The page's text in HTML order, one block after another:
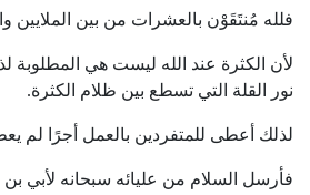
فلله مُنتَقَوْن بالعشرات من بين الملايين
لأن الكثرة عند الله ليست هي المطلوبة
نور القلة التي تسطع بين ظلام الكثرة.
لذلك أعطى للمتفردين بالعمل أجرًا لم
فأرسل السلام من عليائه سبحانه لأبي